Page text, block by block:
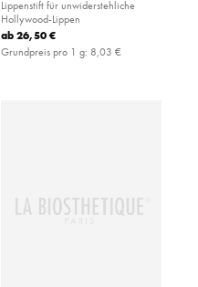
Lippenstift für unwiderstehliche
Hollywood-Lippen
ab26,50 €
Grundpreis pro 1 g: 8,03 €